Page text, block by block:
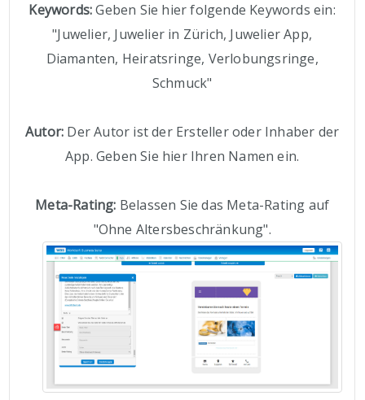
Keywords:Geben Sie hier folgende Keywords ein:
"Juwelier, Juwelier in Zürich, Juwelier App,
Diamanten, Heiratsringe, Verlobungsringe,
Schmuck"
Autor: Der Autor ist der Ersteller oder Inhaber der
App. Geben Sie hier Ihren Namen ein.
Meta-Rating: Belassen Sie das Meta-Rating auf
"Ohne Altersbeschränkung".